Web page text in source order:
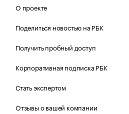
О проекте
Поделиться новостью на РБК
Получить пробный доступ
Корпоративная подписка РБК
Стать экспертом
Отзывы о вашей компании